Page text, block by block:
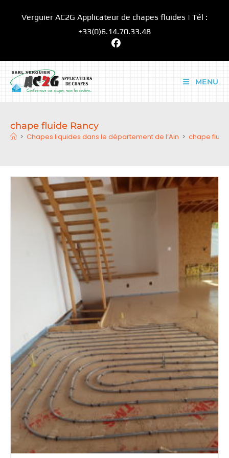
Verguier AC2G Applicateur de chapes fluides | Tél :
+33(0)6.14.70.33.48
MENU
chape fluide Rancy
> Chapes liquides dans le département de l’Ain > chape